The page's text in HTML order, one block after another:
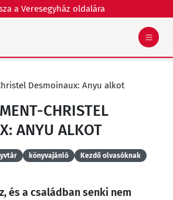
a Veresegyház oldalára
Desmoinaux: Anyu alkot
CHRISTEL
ANYU ALKOT
könyvajánló Kezdő olvasóknak
és a családban senki nem